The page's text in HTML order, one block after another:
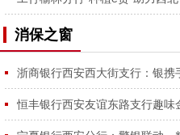
消保之窗
浙商银行西安西大街支行：银携
恒丰银行西安友谊东路支行趣味